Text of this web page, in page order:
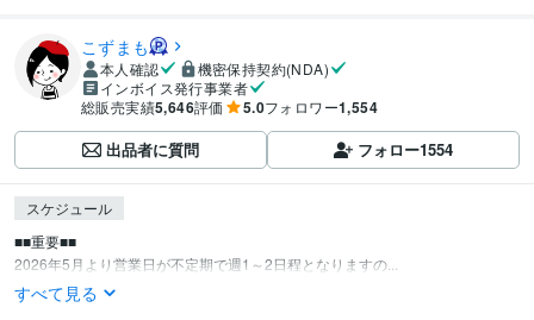
こずまも
本人確認
機密保持契約(NDA)
インボイス発行事業者
総販売実績5,646評価 5.0フォロワー1,554
出品者に質問 フォロー1554
スケジュール
■■重要■■
2026年5月より営業日が不定期で週1～2日程となりますの...
すべて見る